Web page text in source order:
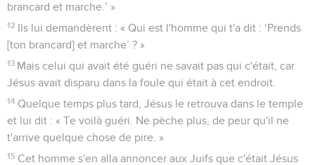
brancard et marche.’ »
12 Ils lui demandèrent : « Qui est l'homme qui t'a dit : ‘Prends
[ton brancard] et marche’ ? »
13 Mais celui qui avait été guéri ne savait pas qui c'était, car
Jésus avait disparu dans la foule qui était à cet endroit.
14 Quelque temps plus tard, Jésus le retrouva dans le temple
et lui dit : « Te voilà guéri. Ne pèche plus, de peur qu'il ne
t'arrive quelque chose de pire. »
15 Cet homme s'en alla annoncer aux Juifs que c'était Jésus